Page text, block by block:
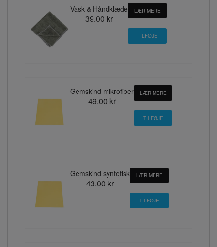
Vask & Håndklæde
39.00 kr
LÆR MERE
Gemskind mikrofiber
49.00 kr
LÆR MERE
Gemskind syntetisk
43.00 kr
LÆR MERE